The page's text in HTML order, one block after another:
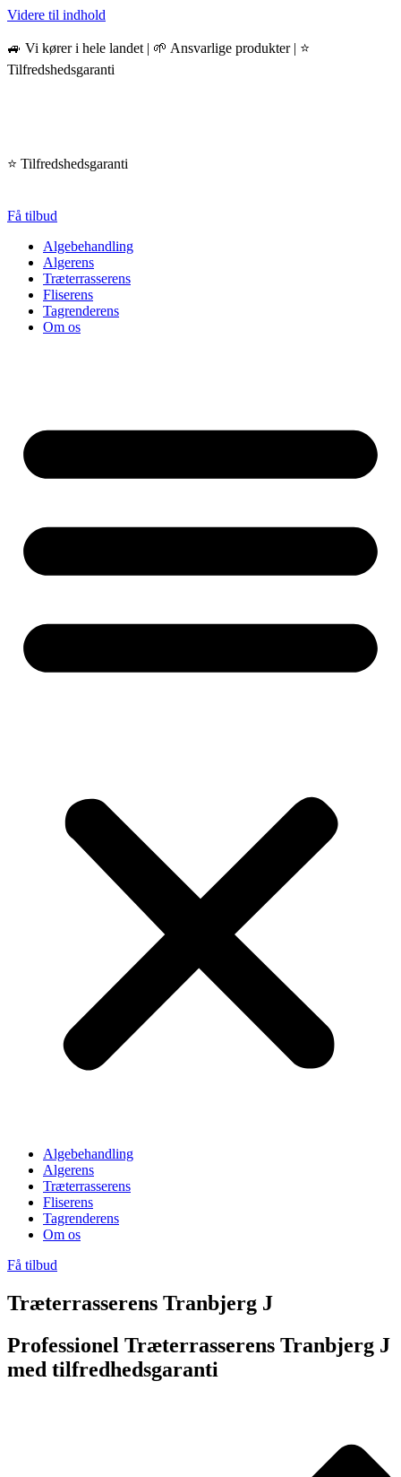
Videre til indhold
🚙 Vi kører i hele landet | 🌱 Ansvarlige produkter | ⭐️
Tilfredshedsgaranti
⭐️ Tilfredshedsgaranti
Få tilbud
Algebehandling
Algerens
Træterrasserens
Fliserens
Tagrenderens
Om os
Algebehandling
Algerens
Træterrasserens
Fliserens
Tagrenderens
Om os
Få tilbud
Træterrasserens Tranbjerg J
Professionel Træterrasserens Tranbjerg J
med tilfredhedsgaranti